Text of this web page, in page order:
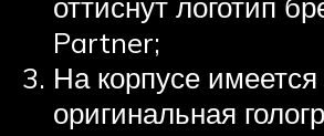
Partner;
На корпусе
оригинальная